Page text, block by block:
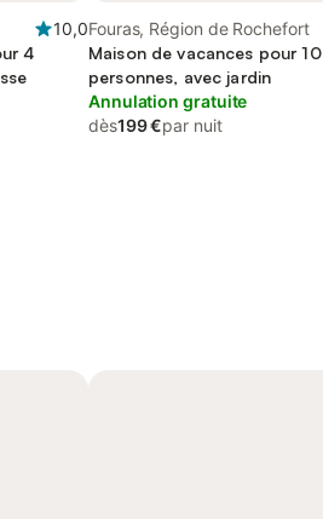
10,0
4
Fouras, Région de Rochefort
Maison de vacances pour 10
personnes, avec jardin
Annulation gratuite
dès199 €par nuit